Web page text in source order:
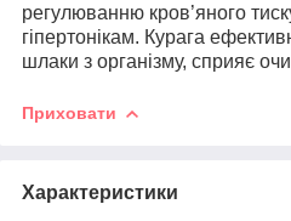
регулюванню кров’яного
гіпертонікам. Курага
шлаки з організму, сприяє
Приховати
Характеристики